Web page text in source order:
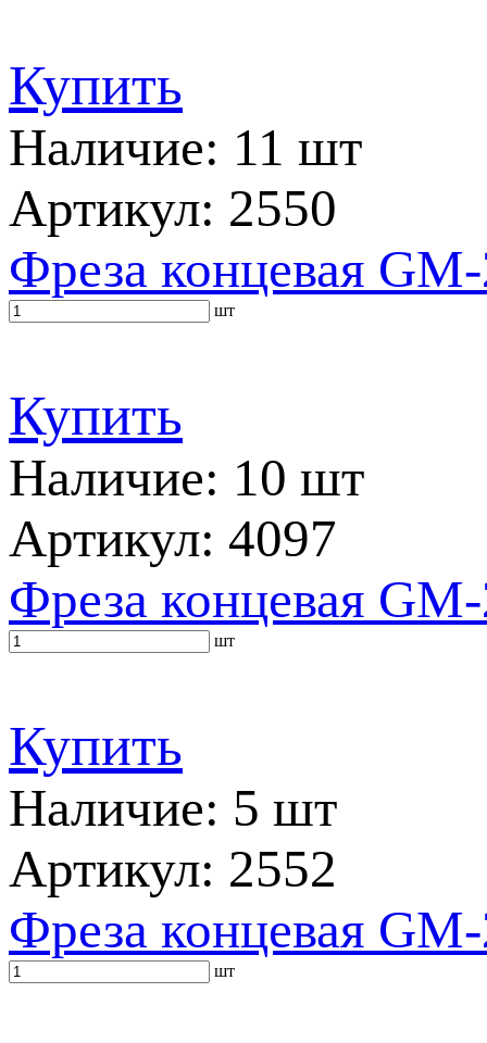
Купить
Наличие: 11 шт
Артикул: 2550
Фреза концевая
шт
Купить
Наличие: 10 шт
Артикул: 4097
Фреза концевая
шт
Купить
Наличие: 5 шт
Артикул: 2552
Фреза концевая
шт